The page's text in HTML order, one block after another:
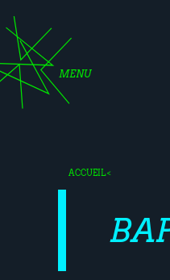
MENU
ACCUEIL<